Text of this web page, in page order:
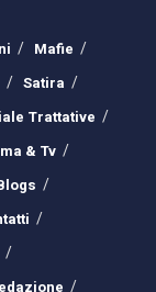
Mafie
Satira
Trattative
& Tv